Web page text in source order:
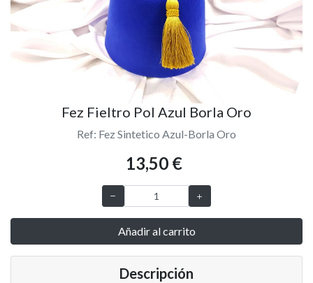
Fez Fieltro Pol Azul Borla Oro
Ref: Fez Sintetico Azul-Borla Oro
13,50 €
Añadir al carrito
Descripción